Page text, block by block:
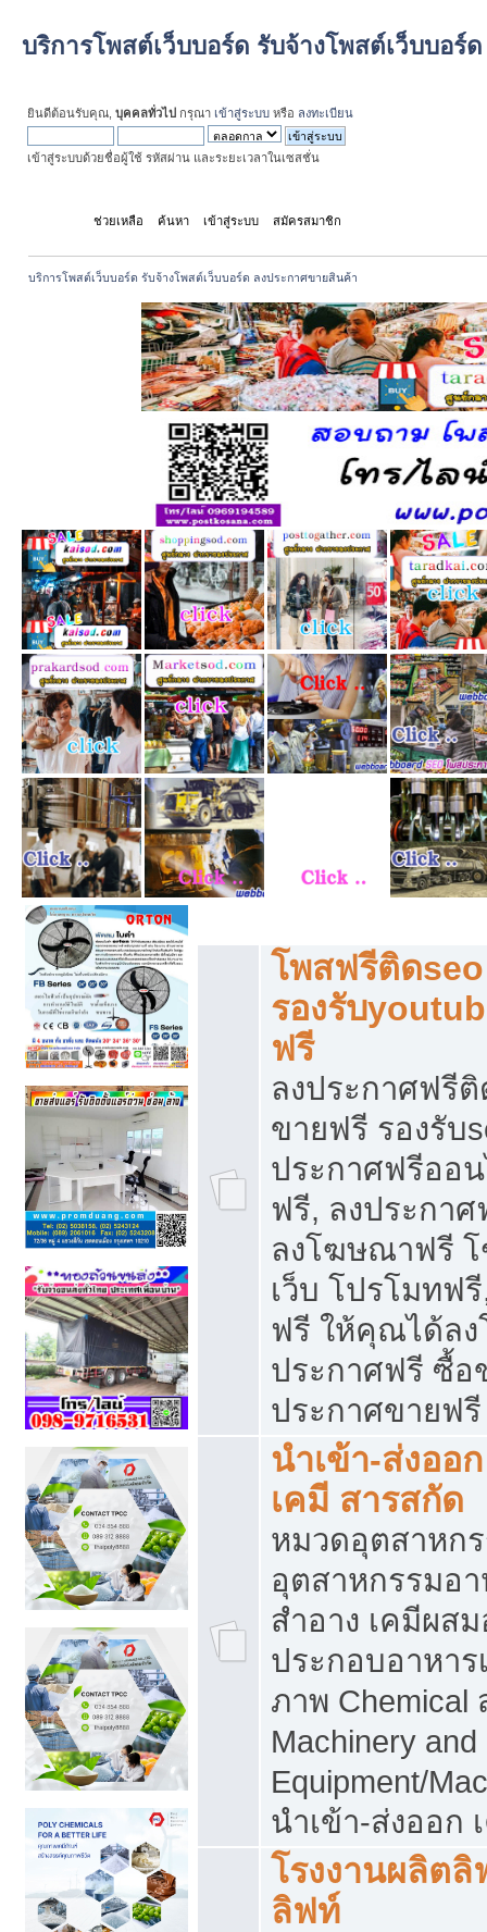
บริการโพสต์เว็บบอร์ด รับจ้างโพสต์เว็บบอร์
ยินดีต้อนรับคุณ, บุคคลทั่วไป กรุณา เข้าสู่ระบบ หรือ ลงทะเบียน
เข้าสู่ระบบด้วยชื่อผู้ใช้ รหัสผ่าน และระยะเวลาในเซสชั่น
ช่วยเหลือ ค้นหา เข้าสู่ระบบ สมัครสมาชิก
บริการโพสต์เว็บบอร์ด รับจ้างโพสต์เว็บบอร์ด ลงประกาศขายสินค้า
โพสฟรีติด
รองรับ
ฟรี
ลงประกาศฟรีติ
ขายฟรี รองรับ
ประกาศฟรีออ
ฟรี, ลงประกา
ลงโฆษณาฟรี
เว็บ โปรโมทฟ
ฟรี ให้คุณได้ล
ประกาศฟรี ซื้อ
ประกาศขายฟรี
นำเข้า-ส่งออ
เคมี สารสกัด
หมวดอุตสาหก
อุตสาหกรรมอา
สำอาง เคมีผส
ประกอบอาหาร
ภาพ Chemical
Machinery
Equipment/
นำเข้า-ส่งออก
โรงงานผลิต
ลิฟท์